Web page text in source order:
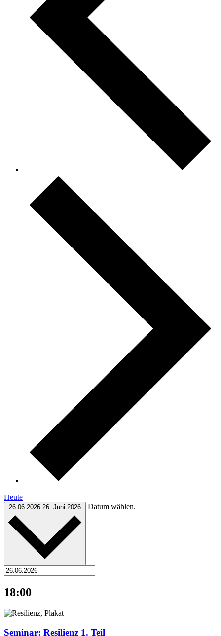
Heute
26.06.2026 26. Juni 2026 Datum wählen.
18:00
Seminar: Resilienz 1. Teil